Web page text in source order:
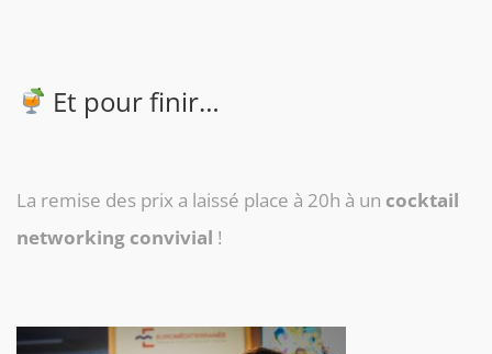
Et pour finir…
La remise des prix a laissé place à 20h à un cocktail
networking convivial !